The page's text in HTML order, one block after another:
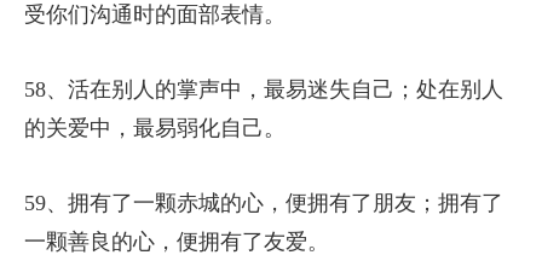
受你们沟通时的面部表情。
58、活在别人的掌声中，最易迷失自己；处在别人
的关爱中，最易弱化自己。
59、拥有了一颗赤城的心，便拥有了朋友；拥有了
一颗善良的心，便拥有了友爱。